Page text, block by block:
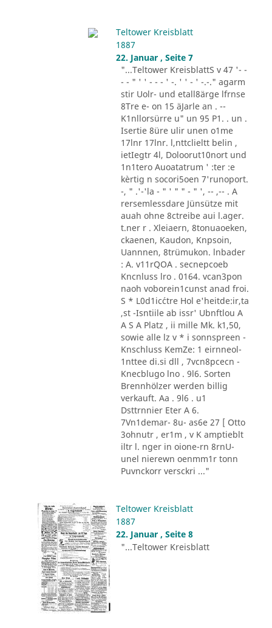
Teltower Kreisblatt
1887
22. Januar , Seite 7
"...Teltower KreisblattS v 47 '- -
- - " ' ' - - - ' -. ' ' - ' -.-." agarm
stir Uolr- und etall8ärge lfrnse
8Tre e- on 15 äJarle an . --
K1nllorsürre u" un 95 P1. . un .
Isertie 8üre ulir unen o1me
17lnr 17lnr. l,nttclieltt belin ,
ietIegtr 4l, Doloorut10nort und
1n1tero Auoatatrum ' :ter :e
kèrtig n socori5oen 7'runoport.
-, " .'-'la - " ' " " - " ', -- ,-- . A
rersemlessdare Jünsütze mit
auah ohne 8ctreibe aui l.ager.
t.ner r . Xleiaern, 8tonuaoeken,
ckaenen, Kaudon, Knpsoin,
Uannnen, 8trümukon. lnbader
: A. v11rQOA . secnepcoeb
Kncnluss lro . 0164. vcan3pon
naoh voborein1cunst anad froi.
S * L0d1ic´ctre Hol e'heitde:ir,ta
,st -Isntiile ab issr' Ubnftlou A
A S A Platz , ii mille Mk. k1,50,
sowie alle lz v * i sonnspreen -
Knschluss KemZe: 1 eirnneol-
1nttee di.si dll , 7vcn8pcecn -
Knecblugo lno . 9l6. Sorten
Brennhölzer werden billig
verkauft. Aa . 9l6 . u1
Dsttrnnier Eter A 6.
7Vn1demar- 8u- as6e 27 [ Otto
3ohnutr , er1m , v K amptieblt
iltr l. nger in oione-rn 8rnU-
unel nierewn oenmm1r tonn
Puvnckorr versckri ..."
Teltower Kreisblatt
1887
22. Januar , Seite 8
"...Teltower Kreisblatt